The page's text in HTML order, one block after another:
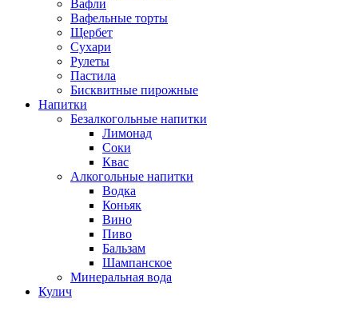
Вафли
Вафельные торты
Щербет
Сухари
Рулеты
Пастила
Бисквитные пирожные
Напитки
Безалкогольные напитки
Лимонад
Соки
Квас
Алкогольные напитки
Водка
Коньяк
Вино
Пиво
Бальзам
Шампанское
Минеральная вода
Кулич